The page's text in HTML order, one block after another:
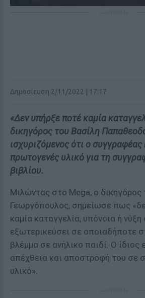
Δημοσίευση 2/11/2022 | 17:17
«Δεν υπήρξε ποτέ καμία
δικηγόρος του Βασίλη
ισχυριζόμενος ότι ο συγγραφέας
πρωτογενές υλικό για τη
βιβλίου.
Μιλώντας στο Mega, ο δικηγόρος
Γεωργόπουλος, σημείωσε πως
καμία καταγγελία, υπόνοια ή νύξη
εξωτερικεύσει σε οποιαδήποτε
βλέμμα σε ανήλικο παιδί. Ο ίδιος
απέχθεια και αποστροφή του σε
υλικό».